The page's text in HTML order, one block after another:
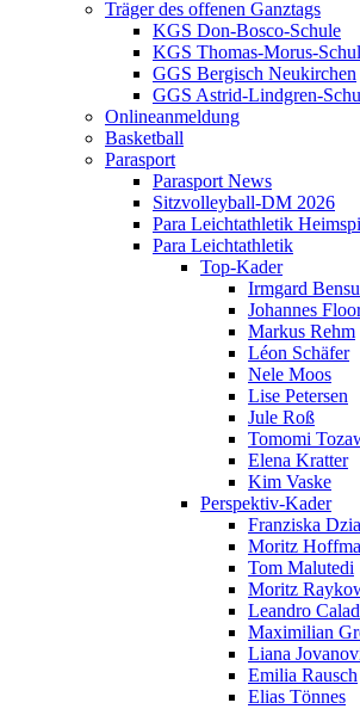
Träger des offenen Ganztags
KGS Don-Bosco-Schule
KGS Thomas-Morus-
GGS Bergisch Neukirchen
GGS Astrid-Lindgren-
Onlineanmeldung
Basketball
Parasport
Parasport News
Sitzvolleyball-DM 2026
Para Leichtathletik
Para Leichtathletik
Top-Kader
Irmgard
Johannes
Markus Rehm
Léon Schäfer
Nele Moos
Lise Petersen
Jule Roß
Tomomi
Elena Kratter
Kim Vaske
Perspektiv-Kader
Franziska
Moritz
Tom Malutedi
Moritz
Leandro
Maximilian
Liana
Emilia Rausch
Elias Tönnes